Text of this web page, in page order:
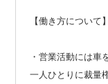
【働き方について】
・営業活動には車
一人ひとりに裁量